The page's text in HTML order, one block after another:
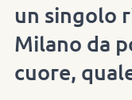
un singolo
Milano da
cuore,